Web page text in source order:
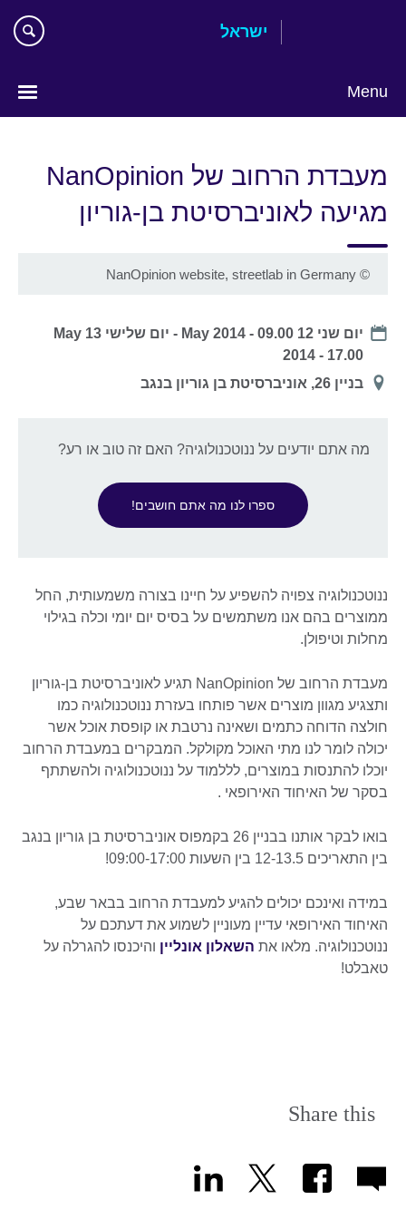
ישראל
Menu
language
מעבדת הרחוב של NanOpinion
מגיעה לאוניברסיטת בן-גוריון
©
NanOpinion website, streetlab in Germany
Date
יום שני 12 May 2014 - 09.00 -
יום שלישי 13 May
2014 - 17.00
מיקום
בניין 26, אוניברסיטת בן גוריון בנגב
מה אתם יודעים על ננוטכנולוגיה? האם זה טוב או רע?
ספרו לנו מה אתם חושבים!
ננוטכנולוגיה צפויה להשפיע על חיינו בצורה משמעותית, החל
ממוצרים בהם אנו משתמשים על בסיס יום יומי וכלה בגילוי
מחלות וטיפולן.
מעבדת הרחוב של NanOpinion תגיע לאוניברסיטת בן-גוריון
ותצגיע מגוון מוצרים אשר פותחו בעזרת ננוטכנולוגיה כמו
חולצה הדוחה כתמים ושאינה נרטבת או קופסת אוכל אשר
יכולה לומר לנו מתי האוכל מקולקל. המבקרים במעבדת הרחוב
יוכלו להתנסות במוצרים, לללמוד על ננוטכנולוגיה ולהשתתף
בסקר של האיחוד האירופאי .
בואו לבקר אותנו בבניין 26 בקמפוס אוניברסיטת בן גוריון בנגב
בין התאריכים 12-13.5 בין השעות 09:00-17:00!
במידה ואינכם יכולים להגיע למעבדת הרחוב בבאר שבע,
האיחוד האירופאי עדיין מעוניין לשמוע את דעתכם על
ננוטכנולוגיה. מלאו את השאלון אונליין והיכנסו להגרלה על
טאבלט!
Share this